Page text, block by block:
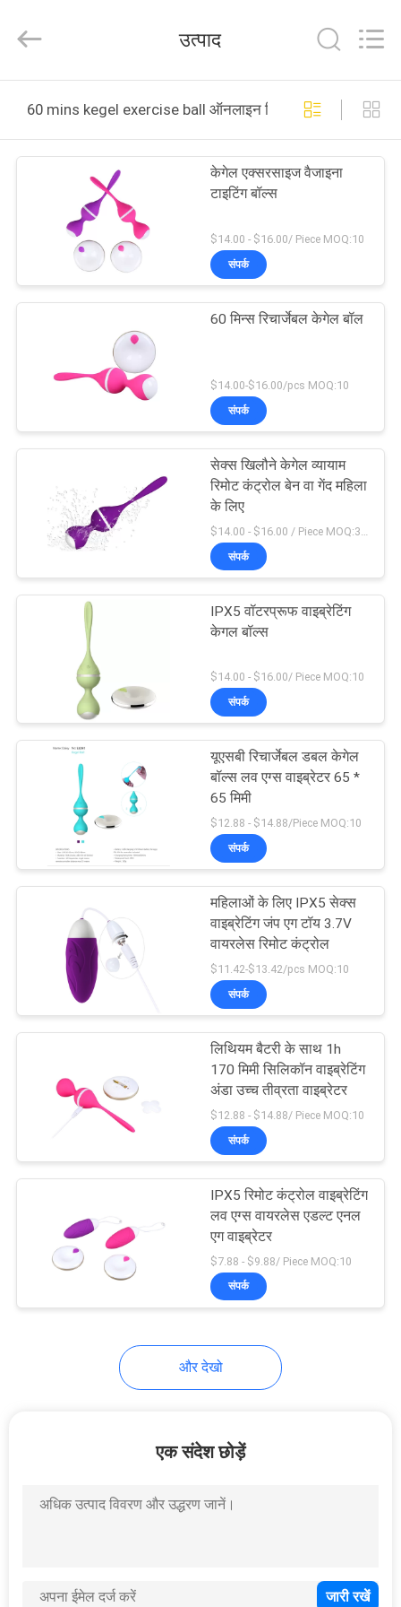
उत्पादों
हमारे
भ्रमण
गुणवत्ता
नियंत्रण
संपर्क
एक
अनुरोध
करें
साइटमैप
PRIVACY
POLICY
SESKOM
TECHNOLOGY
Rights
उत्पाद
60 mins kegel exercise ball ऑनलाइन निर्माण
केगेल एक्सरसाइज वैजाइना
टाइटिंग बॉल्स
$14.00 - $16.00/ Piece MOQ:10
संपर्क
60 मिन्स रिचार्जेबल केगेल बॉल
$14.00-$16.00/pcs MOQ:10
संपर्क
सेक्स खिलौने केगेल व्यायाम
रिमोट कंट्रोल बेन वा गेंद महिला
के लिए
संपर्क
IPX5 वॉटरप्रूफ वाइब्रेटिंग
केगल बॉल्स
$14.00 - $16.00/ Piece MOQ:10
संपर्क
यूएसबी रिचार्जेबल डबल केगेल
बॉल्स लव एग्स वाइब्रेटर 65 *
65 मिमी
$12.88 - $14.88/Piece MOQ:10
संपर्क
महिलाओं के लिए IPX5 सेक्स
वाइब्रेटिंग जंप एग टॉय 3.7V
वायरलेस रिमोट कंट्रोल
$11.42-$13.42/pcs MOQ:10
संपर्क
लिथियम बैटरी के साथ 1h
170 मिमी सिलिकॉन वाइब्रेटिंग
अंडा उच्च तीव्रता वाइब्रेटर
$12.88 - $14.88/ Piece MOQ:10
संपर्क
IPX5 रिमोट कंट्रोल वाइब्रेटिंग
लव एग्स वायरलेस एडल्ट एनल
एग वाइब्रेटर
$7.88 - $9.88/ Piece MOQ:10
संपर्क
और देखो
एक संदेश छोड़ें